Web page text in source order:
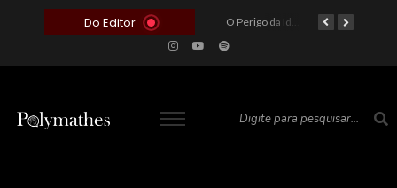
Do Editor O Perigo da Ideologia Desenfreada na Justiça: Quando a Pauta Política Substitui a Pena Criminal